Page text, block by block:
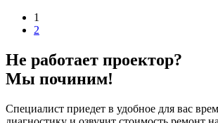
1
2
Не работает проектор?
Мы починим!
Специалист приедет в удобное для вас